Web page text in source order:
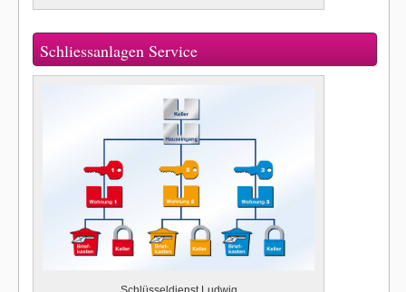
Schliessanlagen Service